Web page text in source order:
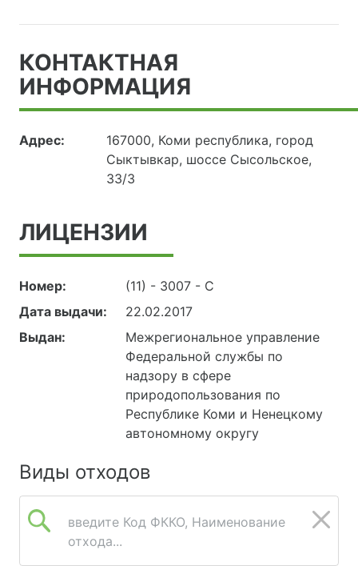
КОНТАКТНАЯ
ИНФОРМАЦИЯ
Адрес:
167000, Коми республика, город
Сыктывкар, шоссе Сысольское,
33/3
ЛИЦЕНЗИИ
Номер:
(11) - 3007 - С
Дата выдачи:
22.02.2017
Выдан:
Межрегиональное управление
Федеральной службы по
надзору в сфере
природопользования по
Республике Коми и Ненецкому
автономному округу
Виды отходов
введите Код ФККО, Наименование
отхода...